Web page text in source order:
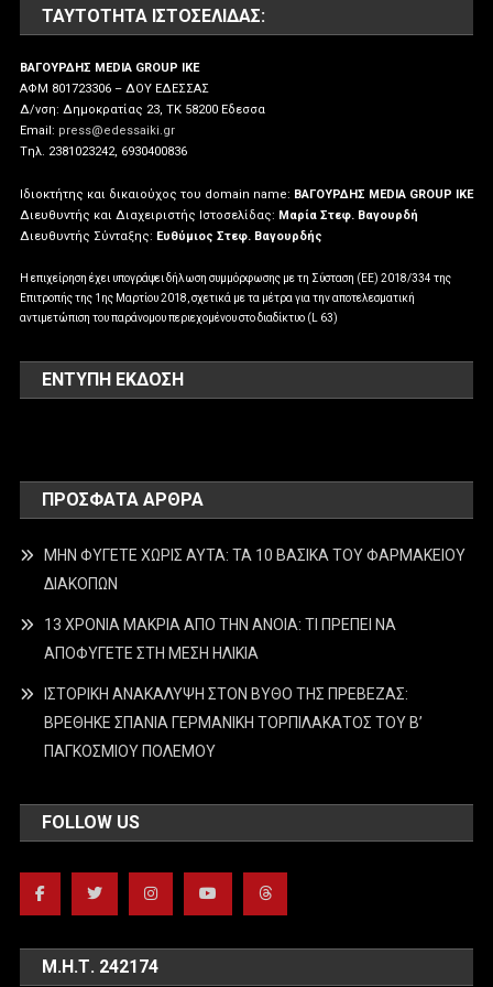
ΤΑΥΤΌΤΗΤΑ ΙΣΤΟΣΕΛΊΔΑΣ:
ΒΑΓΟΥΡΔΗΣ MEDIA GROUP IKE
ΑΦΜ 801723306 – ΔΟΥ ΕΔΕΣΣΑΣ
Δ/νση: Δημοκρατίας 23, ΤΚ 58200 Εδεσσα
Email: press@edessaiki.gr
Tηλ. 2381023242, 6930400836
Ιδιοκτήτης και δικαιούχος του domain name: ΒΑΓΟΥΡΔΗΣ MEDIA GROUP IKE
Διευθυντής και Διαχειριστής Ιστοσελίδας: Μαρία Στεφ. Βαγουρδή
Διευθυντής Σύνταξης: Ευθύμιος Στεφ. Βαγουρδής
Η επιχείρηση έχει υπογράψει δήλωση συμμόρφωσης με τη Σύσταση (ΕΕ) 2018/334 της
Επιτροπής της 1ης Μαρτίου 2018, σχετικά με τα μέτρα για την αποτελεσματική
αντιμετώπιση του παράνομου περιεχομένου στο διαδίκτυο (L 63)
ΕΝΤΥΠΗ ΕΚΔΟΣΗ
ΠΡΌΣΦΑΤΑ ΆΡΘΡΑ
ΜΗΝ ΦΥΓΕΤΕ ΧΩΡΙΣ ΑΥΤΑ: ΤΑ 10 ΒΑΣΙΚΑ ΤΟΥ ΦΑΡΜΑΚΕΙΟΥ
ΔΙΑΚΟΠΩΝ
13 ΧΡΟΝΙΑ ΜΑΚΡΙΑ ΑΠΟ ΤΗΝ ΑΝΟΙΑ: ΤΙ ΠΡΕΠΕΙ ΝΑ
ΑΠΟΦΥΓΕΤΕ ΣΤΗ ΜΕΣΗ ΗΛΙΚΙΑ
ΙΣΤΟΡΙΚΗ ΑΝΑΚΑΛΥΨΗ ΣΤΟΝ ΒΥΘΟ ΤΗΣ ΠΡΕΒΕΖΑΣ:
ΒΡΕΘΗΚΕ ΣΠΑΝΙΑ ΓΕΡΜΑΝΙΚΗ ΤΟΡΠΙΛΑΚΑΤΟΣ ΤΟΥ Β’
ΠΑΓΚΟΣΜΙΟΥ ΠΟΛΕΜΟΥ
FOLLOW US
Μ.Η.Τ. 242174